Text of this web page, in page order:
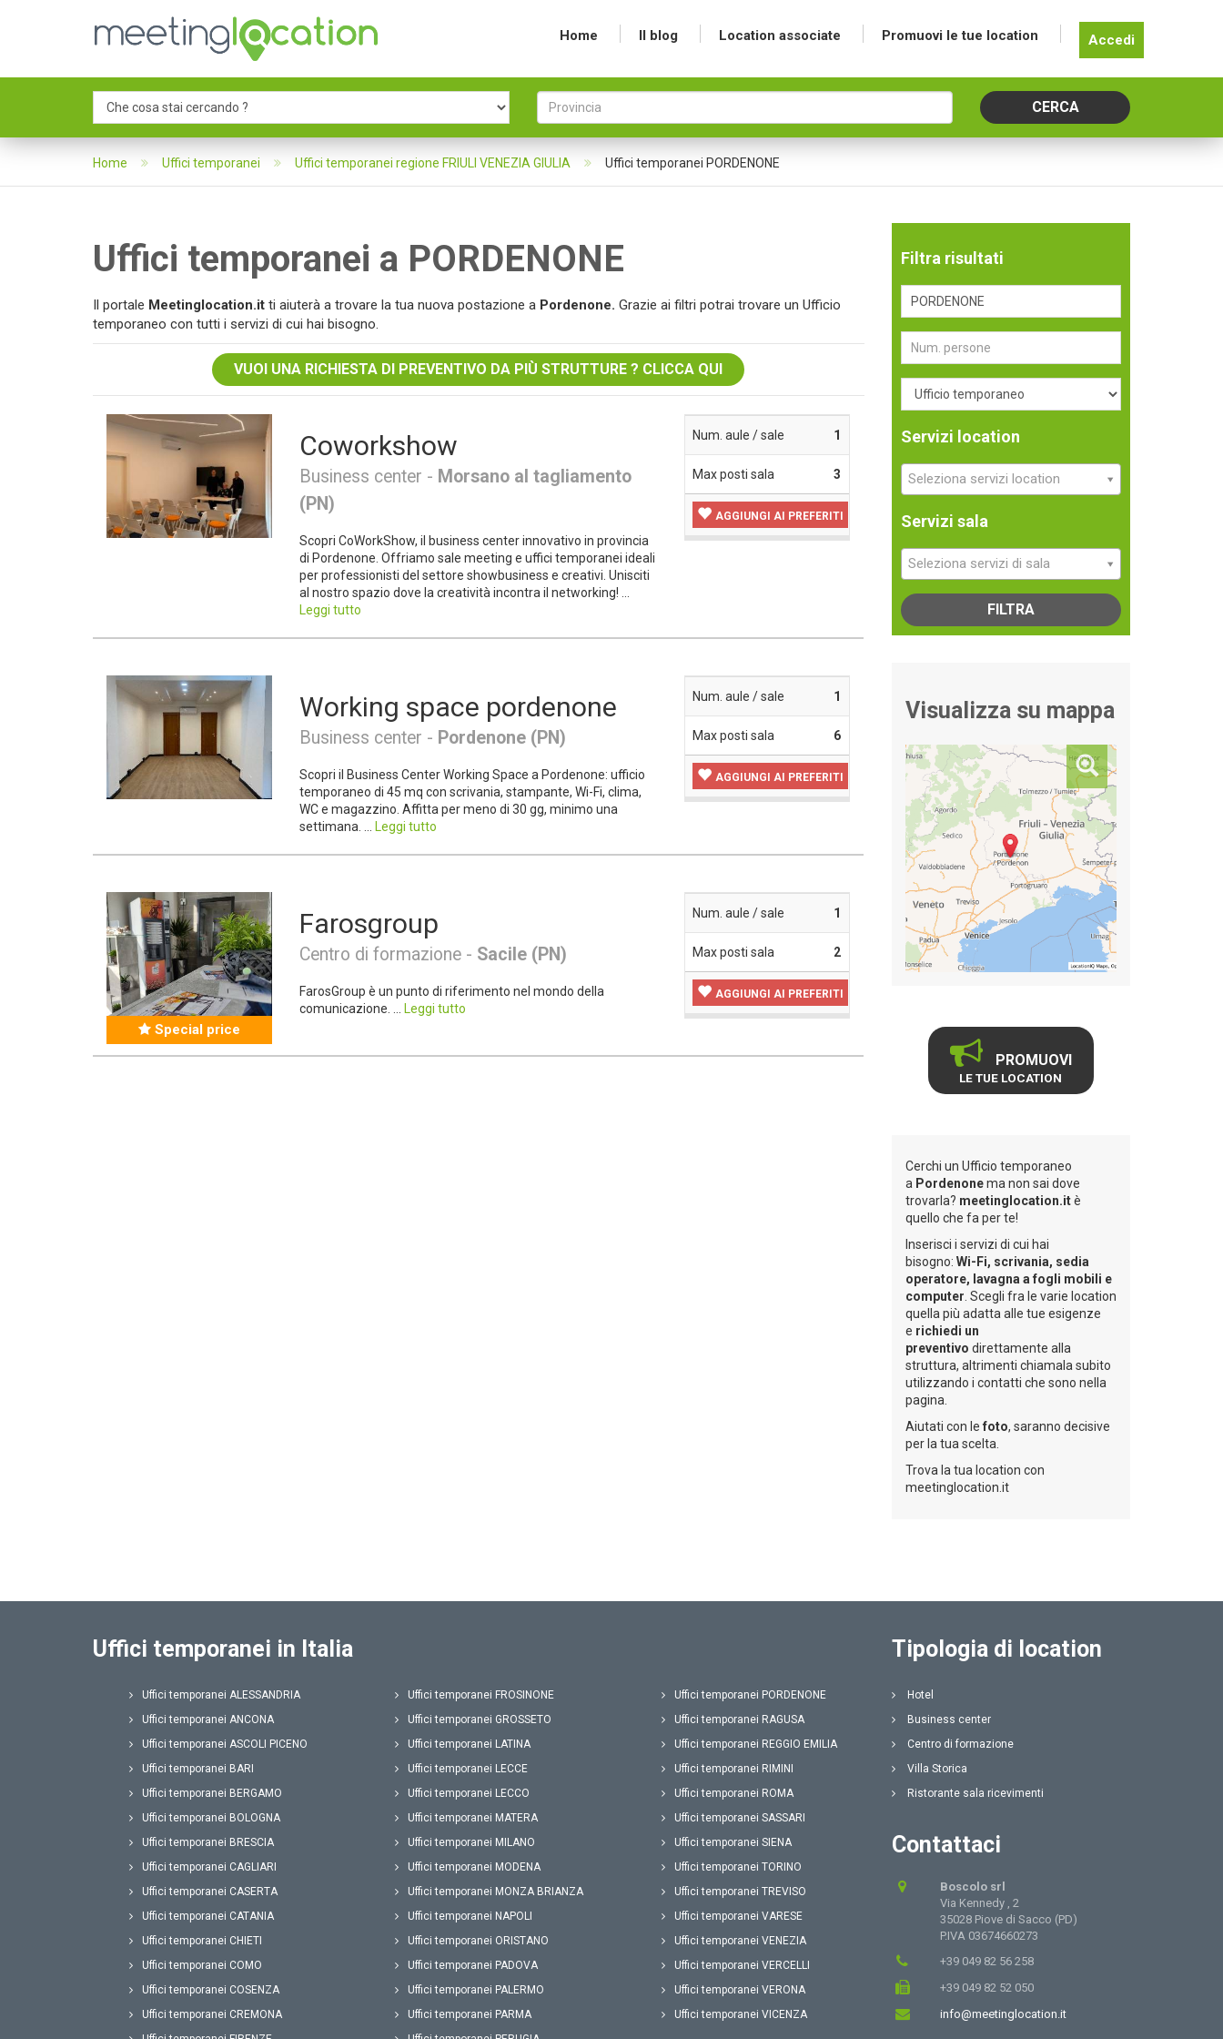
Home Il blog Location associate Promuovi le tue location Accedi
Home Uffici temporanei Uffici temporanei regione FRIULI VENEZIA GIULIA Uffici temporanei PORDENONE
Uffici temporanei a PORDENONE
Il portale Meetinglocation.it ti aiuterà a trovare la tua nuova postazione a Pordenone. Grazie ai filtri potrai trovare un Ufficio
temporaneo con tutti i servizi di cui hai bisogno.
VUOI UNA RICHIESTA DI PREVENTIVO DA PIÙ STRUTTURE ? CLICCA QUI
Coworkshow
Business center - Morsano al tagliamento
(PN)
Scopri CoWorkShow, il business center innovativo in provincia
di Pordenone. Offriamo sale meeting e uffici temporanei ideali
per professionisti del settore showbusiness e creativi. Unisciti
al nostro spazio dove la creatività incontra il networking! ...
Leggi tutto
Num. aule / sale 1
Max posti sala 3
AGGIUNGI AI PREFERITI
Working space pordenone
Business center - Pordenone (PN)
Scopri il Business Center Working Space a Pordenone: ufficio
temporaneo di 45 mq con scrivania, stampante, Wi-Fi, clima,
WC e magazzino. Affitta per meno di 30 gg, minimo una
settimana. ...
Leggi tutto
Num. aule / sale 1
Max posti sala 6
AGGIUNGI AI PREFERITI
Special price
Farosgroup
Centro di formazione - Sacile (PN)
FarosGroup è un punto di riferimento nel mondo della
comunicazione. ...
Leggi tutto
Num. aule / sale 1
Max posti sala 2
AGGIUNGI AI PREFERITI
Filtra risultati
Servizi location
Seleziona servizi location
Servizi sala
Seleziona servizi di sala
FILTRA
Visualizza su mappa
PROMUOVI
LE TUE LOCATION
Cerchi un Ufficio temporaneo
a Pordenonema non sai dove
trovarla? meetinglocation.itè
quello che fa per te!
Inserisci i servizi di cui hai
bisogno: Wi-Fi, scrivania, sedia
operatore, lavagna a fogli mobili e
computer . Scegli fra le varie location
quella più adatta alle tue esigenze
e richiedi un
preventivo direttamente alla
struttura, altrimenti chiamala subito
utilizzando i contatti che sono nella
pagina.
Aiutati con le foto, saranno decisive
per la tua scelta.
Trova la tua location con
meetinglocation.it
Uffici temporanei in Italia
Uffici temporanei ALESSANDRIA
Uffici temporanei ANCONA
Uffici temporanei ASCOLI PICENO
Uffici temporanei BARI
Uffici temporanei BERGAMO
Uffici temporanei BOLOGNA
Uffici temporanei BRESCIA
Uffici temporanei CAGLIARI
Uffici temporanei CASERTA
Uffici temporanei CATANIA
Uffici temporanei CHIETI
Uffici temporanei COMO
Uffici temporanei COSENZA
Uffici temporanei CREMONA
Uffici temporanei FROSINONE
Uffici temporanei GROSSETO
Uffici temporanei LATINA
Uffici temporanei LECCE
Uffici temporanei LECCO
Uffici temporanei MATERA
Uffici temporanei MILANO
Uffici temporanei MODENA
Uffici temporanei MONZA BRIANZA
Uffici temporanei NAPOLI
Uffici temporanei ORISTANO
Uffici temporanei PADOVA
Uffici temporanei PALERMO
Uffici temporanei PARMA
Uffici temporanei PORDENONE
Uffici temporanei RAGUSA
Uffici temporanei REGGIO EMILIA
Uffici temporanei RIMINI
Uffici temporanei ROMA
Uffici temporanei SASSARI
Uffici temporanei SIENA
Uffici temporanei TORINO
Uffici temporanei TREVISO
Uffici temporanei VARESE
Uffici temporanei VENEZIA
Uffici temporanei VERCELLI
Uffici temporanei VERONA
Uffici temporanei VICENZA
Tipologia di location
Hotel
Business center
Centro di formazione
Villa Storica
Ristorante sala ricevimenti
Contattaci
Boscolo srl
Via Kennedy , 2
35028 Piove di Sacco (PD)
P.IVA 03674660273
+39 049 82 56 258
+39 049 82 52 050
info@meetinglocation.it